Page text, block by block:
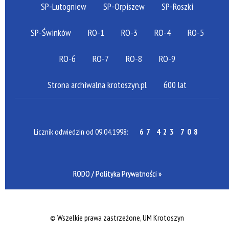
SP-Lutogniew SP-Orpiszew SP-Roszki
SP-Świnków RO-1 RO-3 RO-4 RO-5
RO-6 RO-7 RO-8 RO-9
Strona archiwalna krotoszyn.pl 600 lat
Licznik odwiedzin od 09.04.1998: 67 423 708
RODO / Polityka Prywatności »
© Wszelkie prawa zastrzeżone, UM Krotoszyn